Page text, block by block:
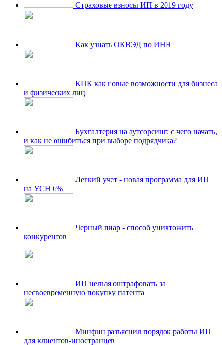
Страховые взносы ИП в 2019 году
Как узнать ОКВЭД по ИНН
КПК как новые возможности для бизнеса
и физических лиц
Бухгалтерия на аутсорсинг: с чего начать,
и как не ошибиться при выборе подрядчика?
Легкий учет - новая программа для ИП
на УСН 6%
Черный пиар - способ уничтожить
конкурентов
ИП нельзя оштрафовать за
несвоевременную покупку патента
Минфин разъяснил порядок работы ИП
для клиентов-иностранцев